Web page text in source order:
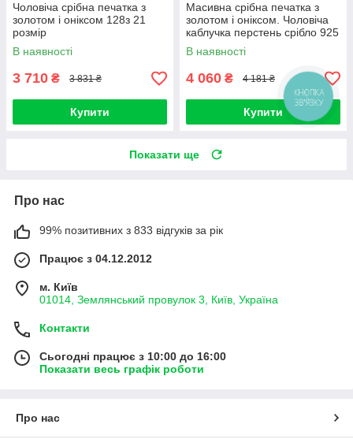
Чоловіча срібна печатка з
золотом і оніксом 128з 21
розмір
В наявності
3 710 ₴ 3 831 ₴
Купити
Масивна срібна печатка з
золотом і оніксом. Чоловіча
каблучка перстень срібло 925
і вставка золото 375
В наявності
4 060 ₴ 4 181 ₴
Купити
Показати ще
Про нас
99% позитивних з 833 відгуків за рік
Працює з 04.12.2012
м. Київ
01014, Землянський провулок 3, Київ, Україна
Контакти
Сьогодні працює з 10:00 до 16:00
Показати весь графік роботи
Про нас